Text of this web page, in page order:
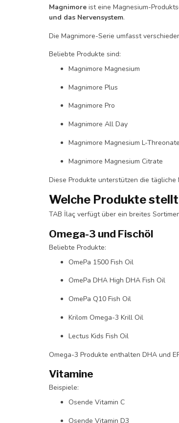
Magnimore ist eine Magnesium-
und das Nervensystem.
Die Magnimore-Serie umfasst
Beliebte Produkte sind:
Magnimore Magnesium
Magnimore Plus
Magnimore Pro
Magnimore All Day
Magnimore Magnesium L-Threonate
Magnimore Magnesium Citrate
Diese Produkte unterstützen die tägliche
Welche Produkte
TAB İlaç verfügt über ein breites
Omega-3 und Fischöl
Beliebte Produkte:
OmePa 1500 Fish Oil
OmePa DHA High DHA Fish Oil
OmePa Q10 Fish Oil
Krilom Omega-3 Krill Oil
Lectus Kids Fish Oil
Omega-3 Produkte enthalten DHA und
Vitamine
Beispiele:
Osende Vitamin C
Osende Vitamin D3